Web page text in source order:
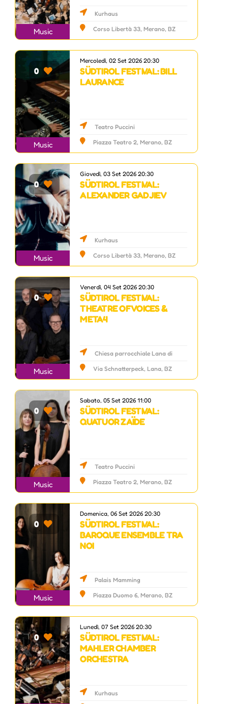
Music
Kurhaus
Corso Libertà 33, Merano, BZ
0
Music
Mercoledì, 02 Set 2026 20:30
SÜDTIROL FESTIVAL: BILL
LAURANCE
Teatro Puccini
Piazza Teatro 2, Merano, BZ
0
Music
Giovedì, 03 Set 2026 20:30
SÜDTIROL FESTIVAL:
ALEXANDER GADJIEV
Kurhaus
Corso Libertà 33, Merano, BZ
0
Music
Venerdì, 04 Set 2026 20:30
SÜDTIROL FESTIVAL:
THEATRE OF VOICES &
META4
Chiesa parrocchiale Lana di
Sotto
Via Schnatterpeck, Lana, BZ
0
Music
Sabato, 05 Set 2026 11:00
SÜDTIROL FESTIVAL:
QUATUOR ZAÏDE
Teatro Puccini
Piazza Teatro 2, Merano, BZ
0
Music
Domenica, 06 Set 2026 20:30
SÜDTIROL FESTIVAL:
BAROQUE ENSEMBLE TRA
NOI
Palais Mamming
Piazza Duomo 6, Merano, BZ
0
Lunedì, 07 Set 2026 20:30
SÜDTIROL FESTIVAL:
MAHLER CHAMBER
ORCHESTRA
Kurhaus